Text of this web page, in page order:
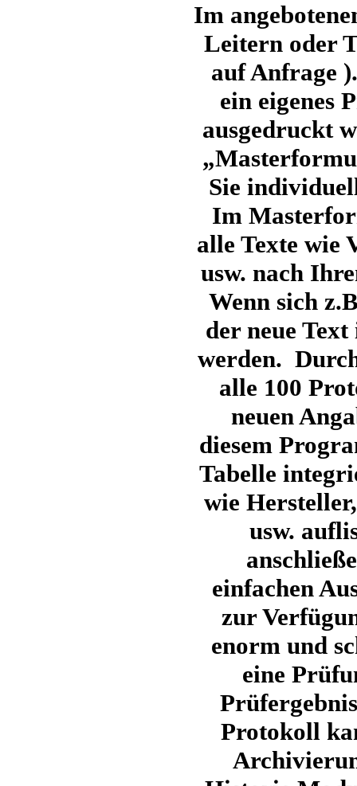
Im
Leitern oder
auf Anfrage
ein eigenes
ausgedruckt
Sie
Im
alle Texte wie
usw. nach
Wenn sich
der neue
werden.
alle 100
neuen
diesem
Tabelle
wie
usw.
einfachen
zur
enorm und
eine
Protokoll